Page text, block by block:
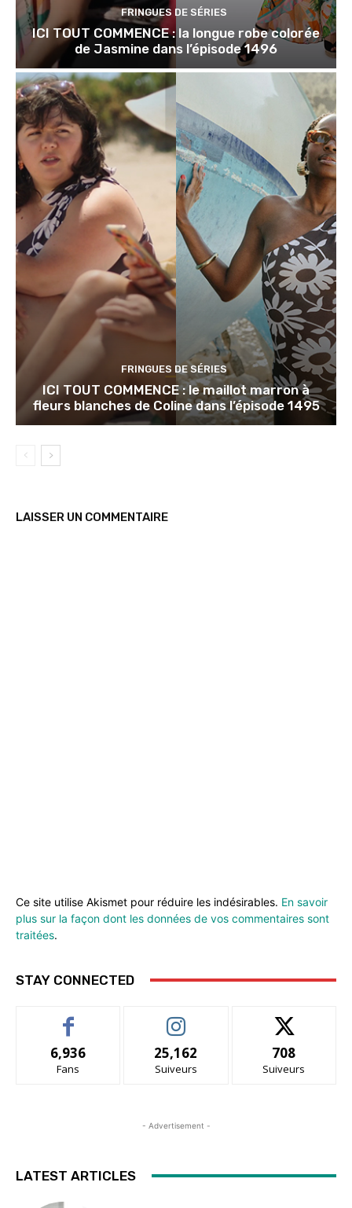
FRINGUES DE SÉRIES
ICI TOUT COMMENCE : la longue robe colorée
de Jasmine dans l’épisode 1496
FRINGUES DE SÉRIES
ICI TOUT COMMENCE : le maillot marron à
fleurs blanches de Coline dans l’épisode 1495
LAISSER UN COMMENTAIRE
Ce site utilise Akismet pour réduire les indésirables. En savoir
plus sur la façon dont les données de vos commentaires sont
traitées.
STAY CONNECTED
6,936
Fans
25,162
Suiveurs
708
Suiveurs
- Advertisement -
LATEST ARTICLES